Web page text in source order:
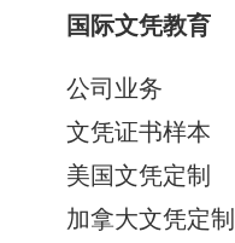
国际文凭教育
公司业务
文凭证书样本
美国文凭定制
加拿大文凭定制